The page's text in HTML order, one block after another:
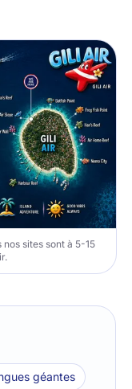
sites sont à 5-15
géantes